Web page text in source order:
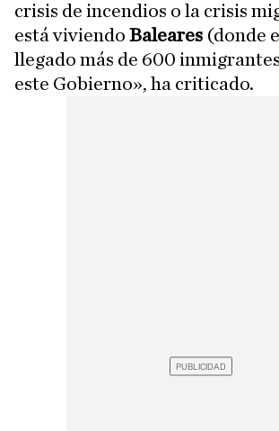
crisis de incendios o la crisis
está viviendo Baleares (donde
llegado más de 600
este Gobierno», ha criticado.